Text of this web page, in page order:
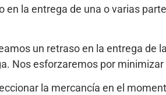
la entrega de una o varias
un retraso en la entrega de
Nos esforzaremos por
la mercancía en el